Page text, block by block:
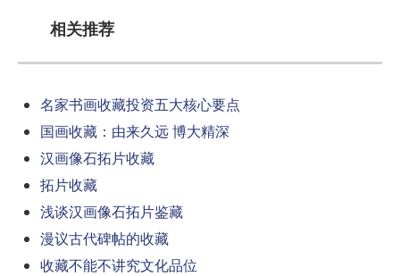
相关推荐
名家书画收藏投资五大核心要点
国画收藏：由来久远 博大精深
汉画像石拓片收藏
拓片收藏
浅谈汉画像石拓片鉴藏
漫议古代碑帖的收藏
收藏不能不讲究文化品位